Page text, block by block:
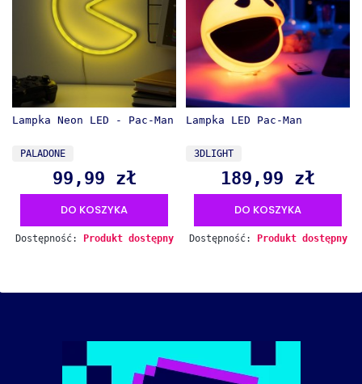
Lampka Neon LED - Pac-Man
PRODUCENT
PALADONE
Cena
99,99 zł
DO KOSZYKA
Dostępność: Produkt dostępny
Lampka LED Pac-Man
PRODUCENT
3DLIGHT
Cena
189,99 zł
DO KOSZYKA
Dostępność: Produkt dostępny